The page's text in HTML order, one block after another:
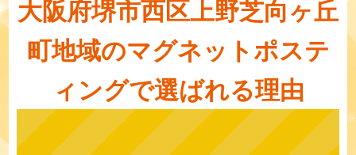
大阪府堺市西区上野芝向ヶ丘
町地域のマグネットポステ
ィングで選ばれる理由